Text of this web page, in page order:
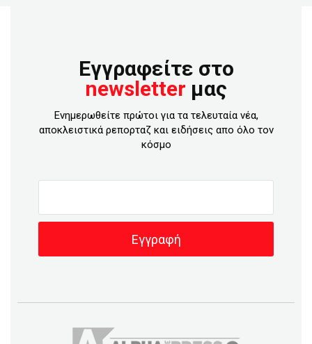
Εγγραφείτε στο
newsletter μας
Ενημερωθείτε πρώτοι για τα τελευταία νέα,
αποκλειστικά ρεπορταζ και ειδήσεις απο όλο τον
κόσμο